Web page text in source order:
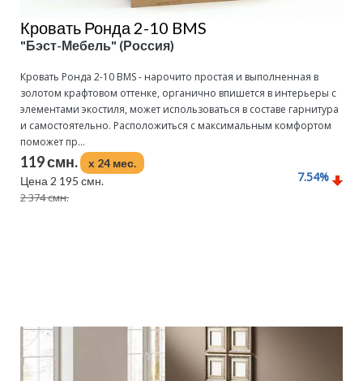
Кровать Ронда 2-10 BMS
"Бэст-Мебель" (Россия)
Кровать Ронда 2-10 BMS - нарочито простая и выполненная в
золотом крафтовом оттенке, органично впишется в интерьеры с
элементами экостиля, может использоваться в составе гарнитура
и самостоятельно. Расположиться с максимальным комфортом
поможет пр...
119 смн.
x 24 мес.
Цена 2 195 смн.
2 374 смн.
7.54%